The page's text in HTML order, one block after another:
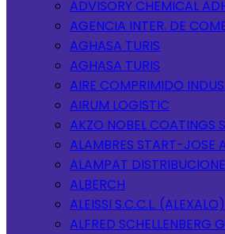
ADVISORY CHEMICAL
AGENCIA INTER. DE
AGHASA TURIS
AGHASA TURIS
AIRE COMPRIMIDO
AIRUM LOGISTIC
AKZO NOBEL COATINGS
ALAMBRES START-JOSE
ALAMPAT
ALBERCH
ALEISSI S.C.C.L. (ALEXALO)
ALFRED SCHELLENBERG